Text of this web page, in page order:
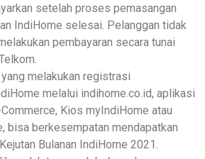
setelah proses pemasangan
IndiHome selesai. Pelanggan tidak
pembayaran secara tunai
melakukan registrasi
melalui indihome.co.id, aplikasi
Kios myIndiHome atau
bisa berkesempatan mendapatkan
Bulanan IndiHome 2021.